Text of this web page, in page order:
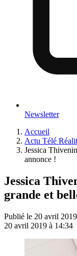
Newsletter
Accueil
Actu Télé
Jessica
annonce !
Jessica
grande et
Publié le 20 avril
20 avril 2019 à 14:34